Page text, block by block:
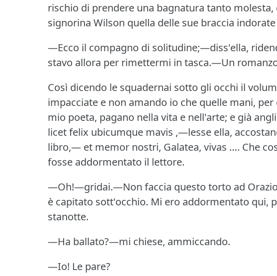
rischio di prendere una bagnatura tanto molesta,
signorina Wilson quella delle sue braccia
—Ecco il compagno di solitudine;—diss'ella,
stavo allora per rimettermi in tasca.—Un
Così dicendo le squadernai sotto gli occhi il
impacciate e non amando io che quelle mani,
mio poeta, pagano nella vita e nell'arte; e già
licet felix ubicumque mavis ,—lesse ella,
libro,— et memor nostri, Galatea, vivas …. Che
fosse addormentato il lettore.
—Oh!—gridai.—Non faccia questo torto ad
è capitato sott'occhio. Mi ero addormentato qui,
stanotte.
—Ha ballato?—mi chiese, ammiccando.
—Io! Le pare?